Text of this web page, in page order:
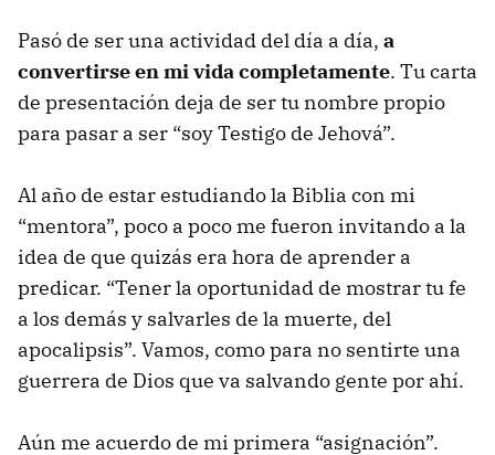
Pasó de ser una actividad del día a día, a
convertirse en mi vida completamente. Tu carta
de presentación deja de ser tu nombre propio
para pasar a ser “soy Testigo de Jehová”.
Al año de estar estudiando la Biblia con mi
“mentora”, poco a poco me fueron invitando a la
idea de que quizás era hora de aprender a
predicar. “Tener la oportunidad de mostrar tu fe
a los demás y salvarles de la muerte, del
apocalipsis”. Vamos, como para no sentirte una
guerrera de Dios que va salvando gente por ahí.
Aún me acuerdo de mi primera “asignación”.